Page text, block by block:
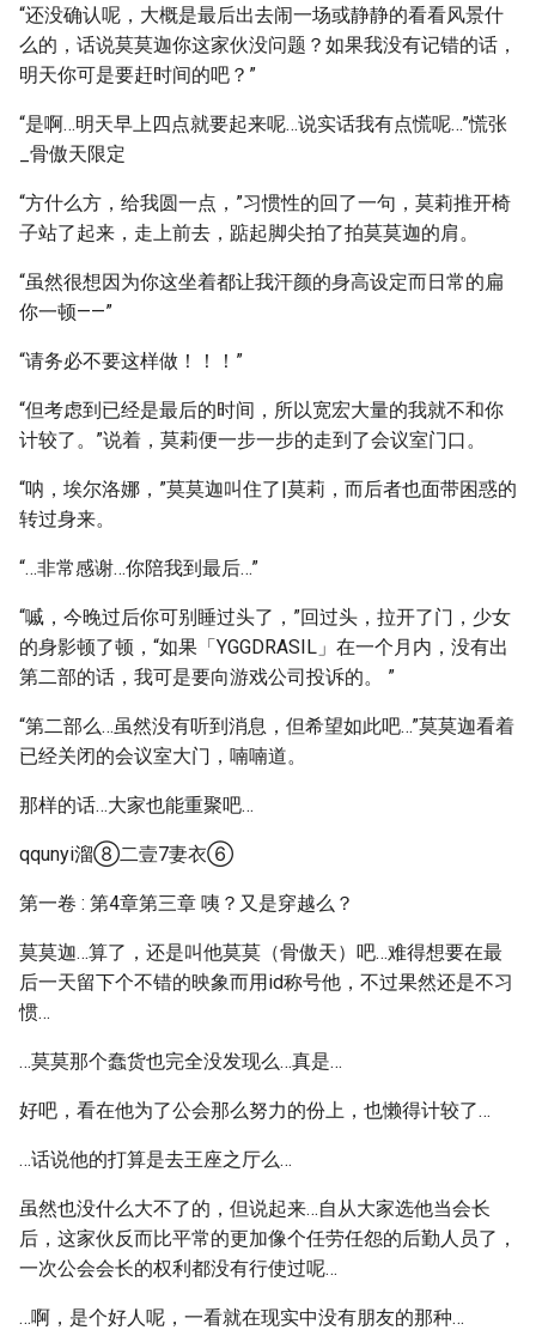
“还没确认呢，大概是最后出去闹一场或静静的看看风景什
么的，话说莫莫迦你这家伙没问题？如果我没有记错的话，
明天你可是要赶时间的吧？”
“是啊…明天早上四点就要起来呢…说实话我有点慌呢…”慌张
_骨傲天限定
“方什么方，给我圆一点，”习惯性的回了一句，莫莉推开椅
子站了起来，走上前去，踮起脚尖拍了拍莫莫迦的肩。
“虽然很想因为你这坐着都让我汗颜的身高设定而日常的扁
你一顿——”
“请务必不要这样做！！！”
“但考虑到已经是最后的时间，所以宽宏大量的我就不和你
计较了。”说着，莫莉便一步一步的走到了会议室门口。
“呐，埃尔洛娜，”莫莫迦叫住了|莫莉，而后者也面带困惑的
转过身来。
“…非常感谢…你陪我到最后…”
“嘁，今晚过后你可别睡过头了，”回过头，拉开了门，少女
的身影顿了顿，“如果「YGGDRASIL」在一个月内，没有出
第二部的话，我可是要向游戏公司投诉的。 ”
“第二部么…虽然没有听到消息，但希望如此吧…”莫莫迦看着
已经关闭的会议室大门，喃喃道。
那样的话…大家也能重聚吧…
qqunyi溜⑧二壹7妻衣⑥
第一卷 : 第4章第三章 咦？又是穿越么？
莫莫迦…算了，还是叫他莫莫（骨傲天）吧…难得想要在最
后一天留下个不错的映象而用id称号他，不过果然还是不习
惯…
…莫莫那个蠢货也完全没发现么…真是…
好吧，看在他为了公会那么努力的份上，也懒得计较了…
…话说他的打算是去王座之厅么…
虽然也没什么大不了的，但说起来…自从大家选他当会长
后，这家伙反而比平常的更加像个任劳任怨的后勤人员了，
一次公会会长的权利都没有行使过呢…
…啊，是个好人呢，一看就在现实中没有朋友的那种…